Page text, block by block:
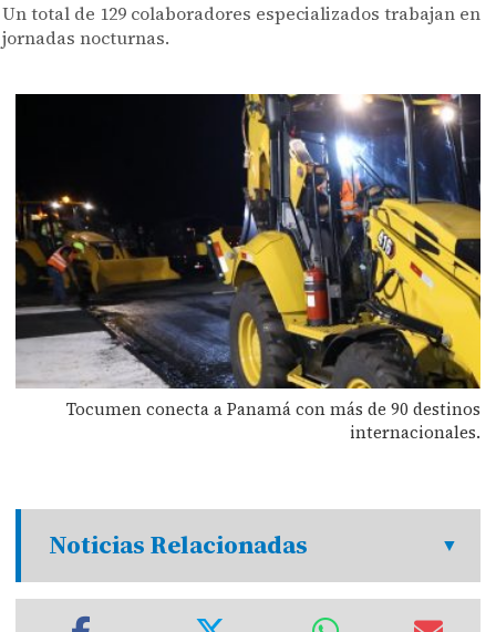
Un total de 129 colaboradores especializados trabajan en
jornadas nocturnas.
Tocumen conecta a Panamá con más de 90 destinos
internacionales.
Noticias Relacionadas